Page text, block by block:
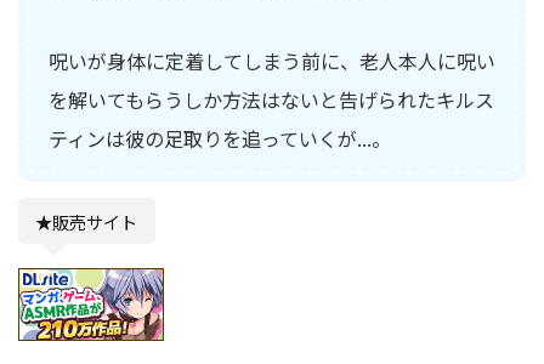
呪いが身体に定着してしまう前に、老人本人に呪い
を解いてもらうしか方法はないと告げられたキルス
ティンは彼の足取りを追っていくが...。
★販売サイト